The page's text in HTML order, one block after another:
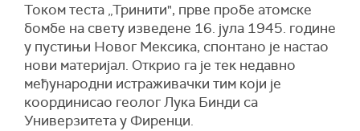
Током теста „Тринити", прве пробе атомске
бомбе на свету изведене 16. јула 1945. године
у пустињи Новог Мексика, спонтано је настао
нови материјал. Открио га је тек недавно
међународни истраживачки тим који је
координисао геолог Лука Бинди са
Универзитета у Фиренци.